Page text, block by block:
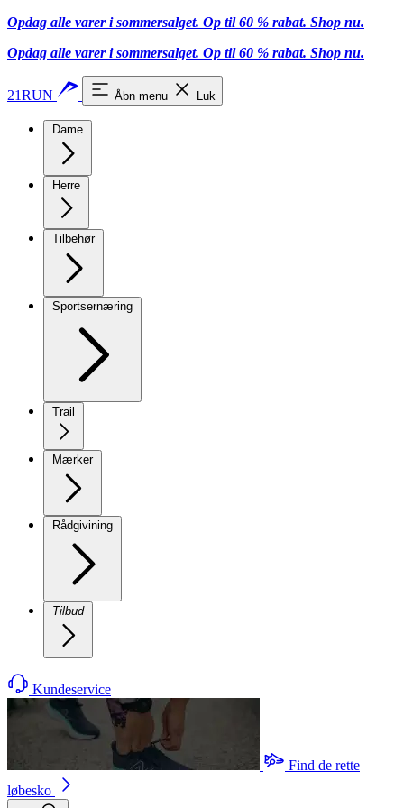
Opdag alle varer i sommersalget. Op til 60 % rabat. Shop nu.
Opdag alle varer i sommersalget. Op til 60 % rabat. Shop nu.
21RUN Åbn menu Luk
Dame
Herre
Tilbehør
Sportsernæring
Trail
Mærker
Rådgivining
Tilbud
Kundeservice
Find de rette
løbesko